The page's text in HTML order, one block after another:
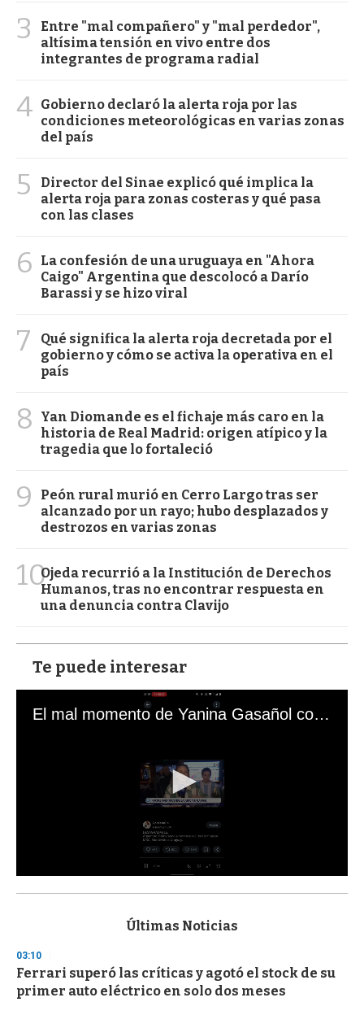
3
Entre "mal compañero" y "mal perdedor",
altísima tensión en vivo entre dos
integrantes de programa radial
4 Gobierno declaró la alerta roja por las
condiciones meteorológicas en varias zonas
del país
5
Director del Sinae explicó qué implica la
alerta roja para zonas costeras y qué pasa
con las clases
6
La confesión de una uruguaya en "Ahora
Caigo" Argentina que descolocó a Darío
Barassi y se hizo viral
7
Qué significa la alerta roja decretada por el
gobierno y cómo se activa la operativa en el
país
8
Yan Diomande es el fichaje más caro en la
historia de Real Madrid: origen atípico y la
tragedia que lo fortaleció
9
Peón rural murió en Cerro Largo tras ser
alcanzado por un rayo; hubo desplazados y
destrozos en varias zonas
10Ojeda recurrió a la Institución de Derechos
Humanos, tras no encontrar respuesta en
una denuncia contra Clavijo
Te puede interesar
El mal momento de Yanina Gasañol con un hincha argentino en "Subrayado"
s
d
s
o
f
Últimas Noticias
03:10
Ferrari superó las críticas y agotó el stock de su
primer auto eléctrico en solo dos meses